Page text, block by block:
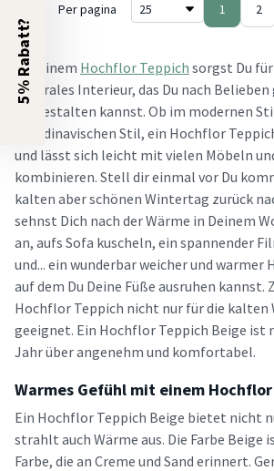
Per pagina 1 2
Mit einem Hochflor Teppich sorgst Du
neutrales Interieur, das Du nach
umgestalten kannst. Ob im modernen
skandinavischen Stil, ein Hochflor
und lässt sich leicht mit vielen Möbeln
kombinieren. Stell dir einmal vor Du
kalten aber schönen Wintertag zurück
sehnst Dich nach der Wärme in Deinem
an, aufs Sofa kuscheln, ein spannender
und... ein wunderbar weicher und warmer
auf dem Du Deine Füße ausruhen kannst.
Hochflor Teppich nicht nur für die
geeignet. Ein Hochflor Teppich Beige ist
Jahr über angenehm und komfortabel.
Warmes Gefühl mit einem
Ein Hochflor Teppich Beige bietet nicht
strahlt auch Wärme aus. Die Farbe Beige
Farbe, die an Creme und Sand erinnert.
5% Rabatt?